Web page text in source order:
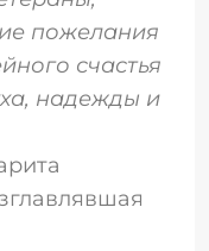
пожелания
счастья
надежды и